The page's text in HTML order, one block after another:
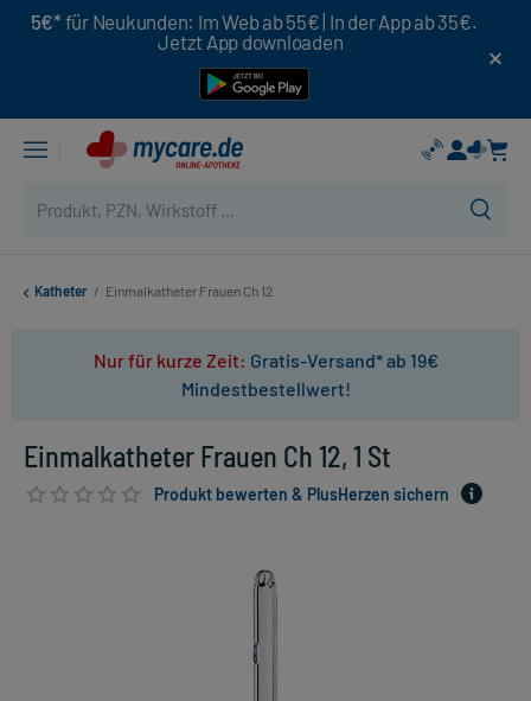
5€* für Neukunden: Im Web ab 55€ | In der App ab 35€.
Jetzt App downloaden
Katheter / Einmalkatheter Frauen Ch 12
Nur für kurze Zeit: Gratis-Versand* ab 19€
Mindestbestellwert!
Einmalkatheter Frauen Ch 12, 1 St
Produkt bewerten & PlusHerzen sichern